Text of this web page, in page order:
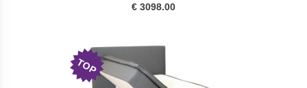
€ 3098.00
TOP